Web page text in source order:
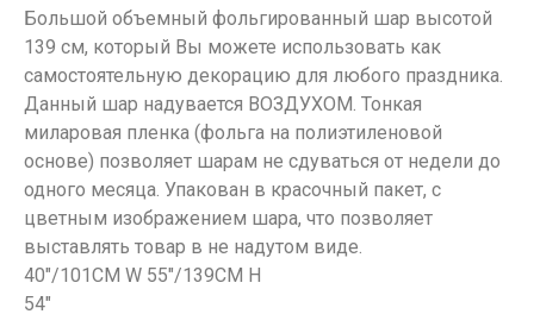
Большой объемный фольгированный шар высотой
139 см, который Вы можете использовать как
самостоятельную декорацию для любого праздника.
Данный шар надувается ВОЗДУХОМ. Тонкая
миларовая пленка (фольга на полиэтиленовой
основе) позволяет шарам не сдуваться от недели до
одного месяца. Упакован в красочный пакет, с
цветным изображением шара, что позволяет
выставлять товар в не надутом виде.
40″/101CM W 55″/139CM H
54″